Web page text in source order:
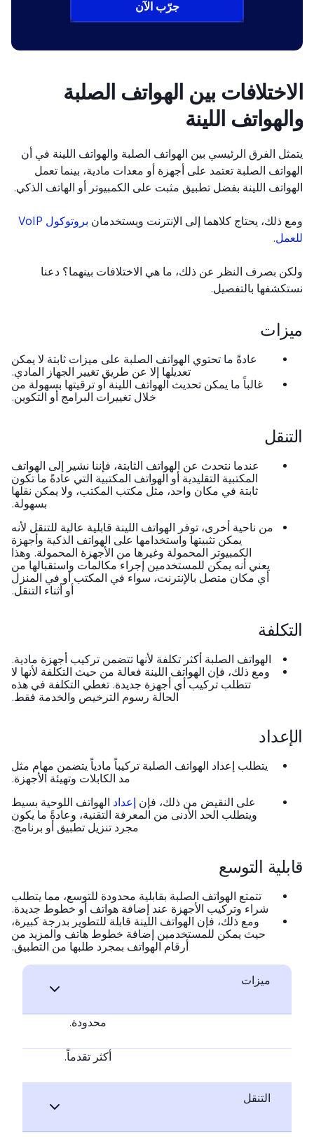
جرّب الآن
بين الهواتف الصلبة
اللينة
الفرق الرئيسي بين الهواتف الصلبة والهواتف اللينة في أن
الصلبة تعتمد على أجهزة أو معدات مادية، بينما تعمل
اللينة بفضل تطبيق مثبت على الكمبيوتر أو الهاتف الذكي.
ذلك، يحتاج كلاهما إلى الإنترنت ويستخدمان
بروتوكول VoIP
.
بصرف النظر عن ذلك، ما هي الاختلافات بينهما؟ دعنا
بالتفصيل.
عادةً ما تحتوي الهواتف الصلبة على ميزات ثابتة لا يمكن
تعديلها إلا عن طريق تغيير الجهاز المادي.
غالباً ما يمكن تحديث الهواتف اللينة أو ترقيتها بسهولة من
خلال تغييرات البرامج أو التكوين.
عندما نتحدث عن الهواتف الثابتة، فإننا نشير إلى الهواتف
المكتبية التقليدية أو الهواتف المكتبية التي عادةً ما تكون
ثابتة في مكان واحد، مثل مكتب المكتب، ولا يمكن نقلها
بسهولة.
من ناحية أخرى، توفر الهواتف اللينة قابلية عالية للتنقل لأنه
يمكن تثبيتها واستخدامها على الهواتف الذكية وأجهزة
الكمبيوتر المحمولة وغيرها من الأجهزة المحمولة. وهذا
يعني أنه يمكن للمستخدمين إجراء مكالمات واستقبالها من
أي مكان متصل بالإنترنت، سواء في المكتب أو في المنزل
أو أثناء التنقل.
الهواتف الصلبة أكثر تكلفة لأنها تتضمن تركيب أجهزة مادية.
ومع ذلك، فإن الهواتف اللينة فعالة من حيث التكلفة لأنها لا
تتطلب تركيب أي أجهزة جديدة. تغطي التكلفة في هذه
الحالة رسوم الترخيص والخدمة فقط.
يتطلب إعداد الهواتف الصلبة تركيباً مادياً يتضمن مهام مثل
مد الكابلات وتهيئة الأجهزة.
على النقيض من ذلك، فإن إعداد الهواتف اللوحية بسيط
ويتطلب الحد الأدنى من المعرفة التقنية، وعادةً ما يكون
مجرد تنزيل تطبيق أو برنامج.
التوسع
تتمتع الهواتف الصلبة بقابلية محدودة للتوسع، مما يتطلب
شراء وتركيب الأجهزة عند إضافة هواتف أو خطوط جديدة.
ومع ذلك، فإن الهواتف اللينة قابلة للتطوير بدرجة كبيرة،
حيث يمكن للمستخدمين إضافة خطوط هاتف والمزيد من
أرقام الهواتف بمجرد طلبها من التطبيق.
ميزات
محدودة.
أكثر تقدماً.
التنقل